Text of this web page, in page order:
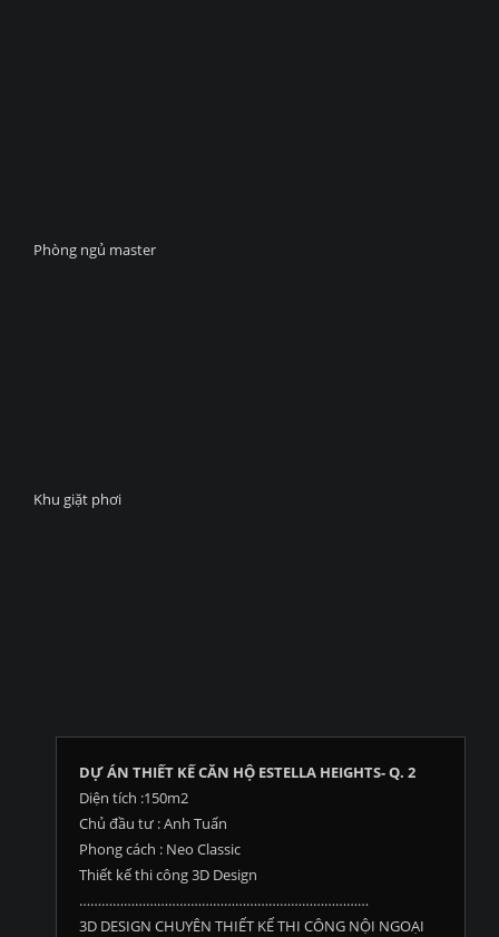
Phòng ngủ master
Khu giặt phơi
DỰ ÁN THIẾT KẾ CĂN HỘ ESTELLA HEIGHTS- Q. 2
Diện tích :150m2
Chủ đầu tư : Anh Tuấn
Phong cách : Neo Classic
Thiết kế thi công 3D Design
……………………………………………………………………
3D DESIGN CHUYÊN THIẾT KẾ THI CÔNG NỘI NGOẠI